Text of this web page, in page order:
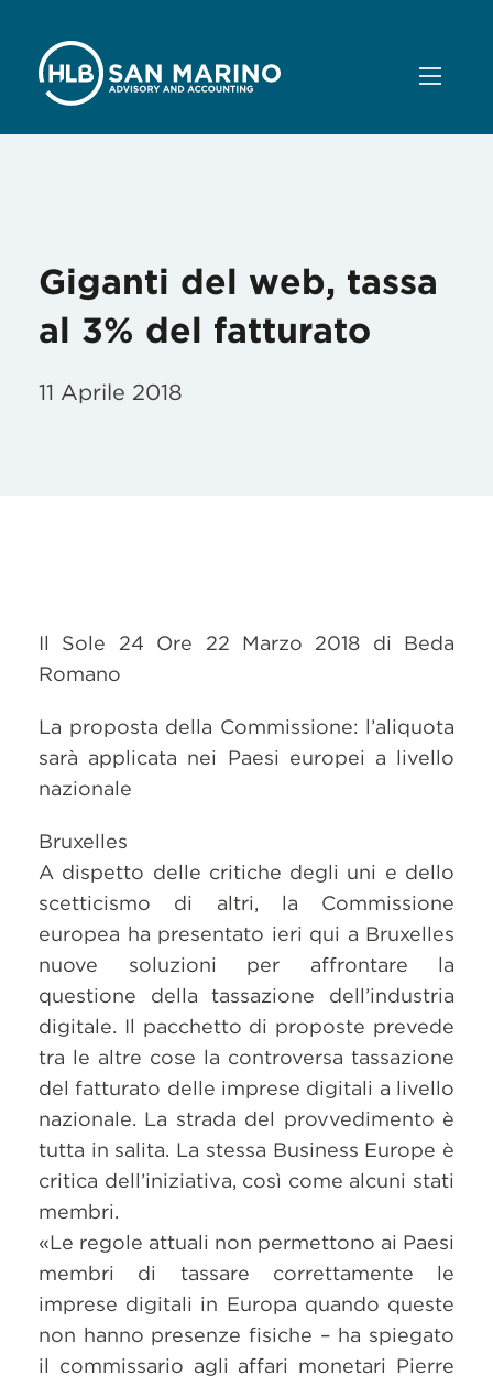
Giganti del web, tassa
al 3% del fatturato
11 Aprile 2018
Il Sole 24 Ore 22 Marzo 2018 di Beda
Romano
La proposta della Commissione: l’aliquota
sarà applicata nei Paesi europei a livello
nazionale
Bruxelles
A dispetto delle critiche degli uni e dello
scetticismo di altri, la Commissione
europea ha presentato ieri qui a Bruxelles
nuove soluzioni per affrontare la
questione della tassazione dell’industria
digitale. Il pacchetto di proposte prevede
tra le altre cose la controversa tassazione
del fatturato delle imprese digitali a livello
nazionale. La strada del provvedimento è
tutta in salita. La stessa Business Europe è
critica dell’iniziativa, così come alcuni stati
membri.
«Le regole attuali non permettono ai Paesi
membri di tassare correttamente le
imprese digitali in Europa quando queste
non hanno presenze fisiche – ha spiegato
il commissario agli affari monetari Pierre